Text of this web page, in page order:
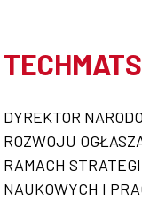
DYREKTOR
ROZWOJU
RAMACH
NAUKOWYCH I